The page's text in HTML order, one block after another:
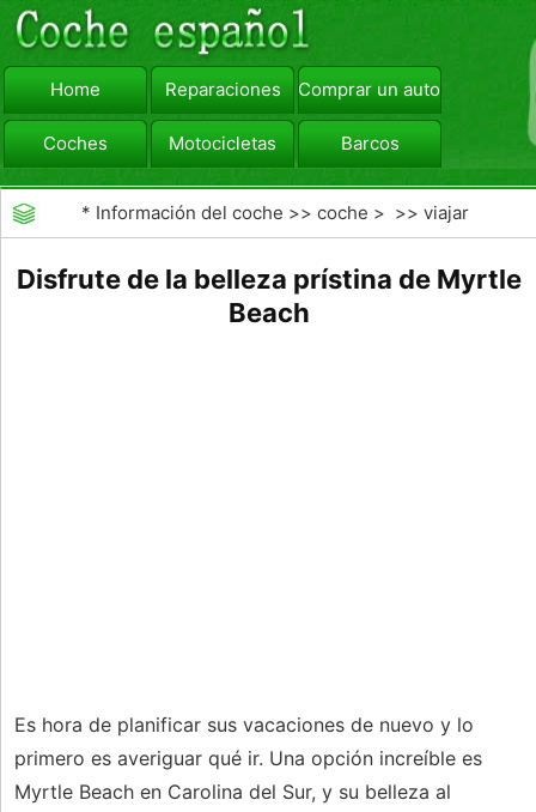
Home Reparaciones Comprar un automóvil
Coches Motocicletas Barcos
viajar Camiones
* Información del coche >>coche > >>viajar
Disfrute de la belleza prístina de Myrtle
Beach
Es hora de planificar sus vacaciones de nuevo y lo
primero es averiguar qué ir. Una opción increíble es
Myrtle Beach en Carolina del Sur, y su belleza al